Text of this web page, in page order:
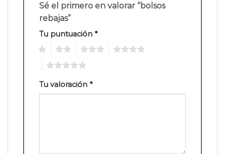
Sé el primero en valorar “bolsos
rebajas”
Tu puntuación *
Tu valoración *